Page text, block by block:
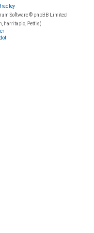
Software © phpBB Limited
harritapio, Pettis)